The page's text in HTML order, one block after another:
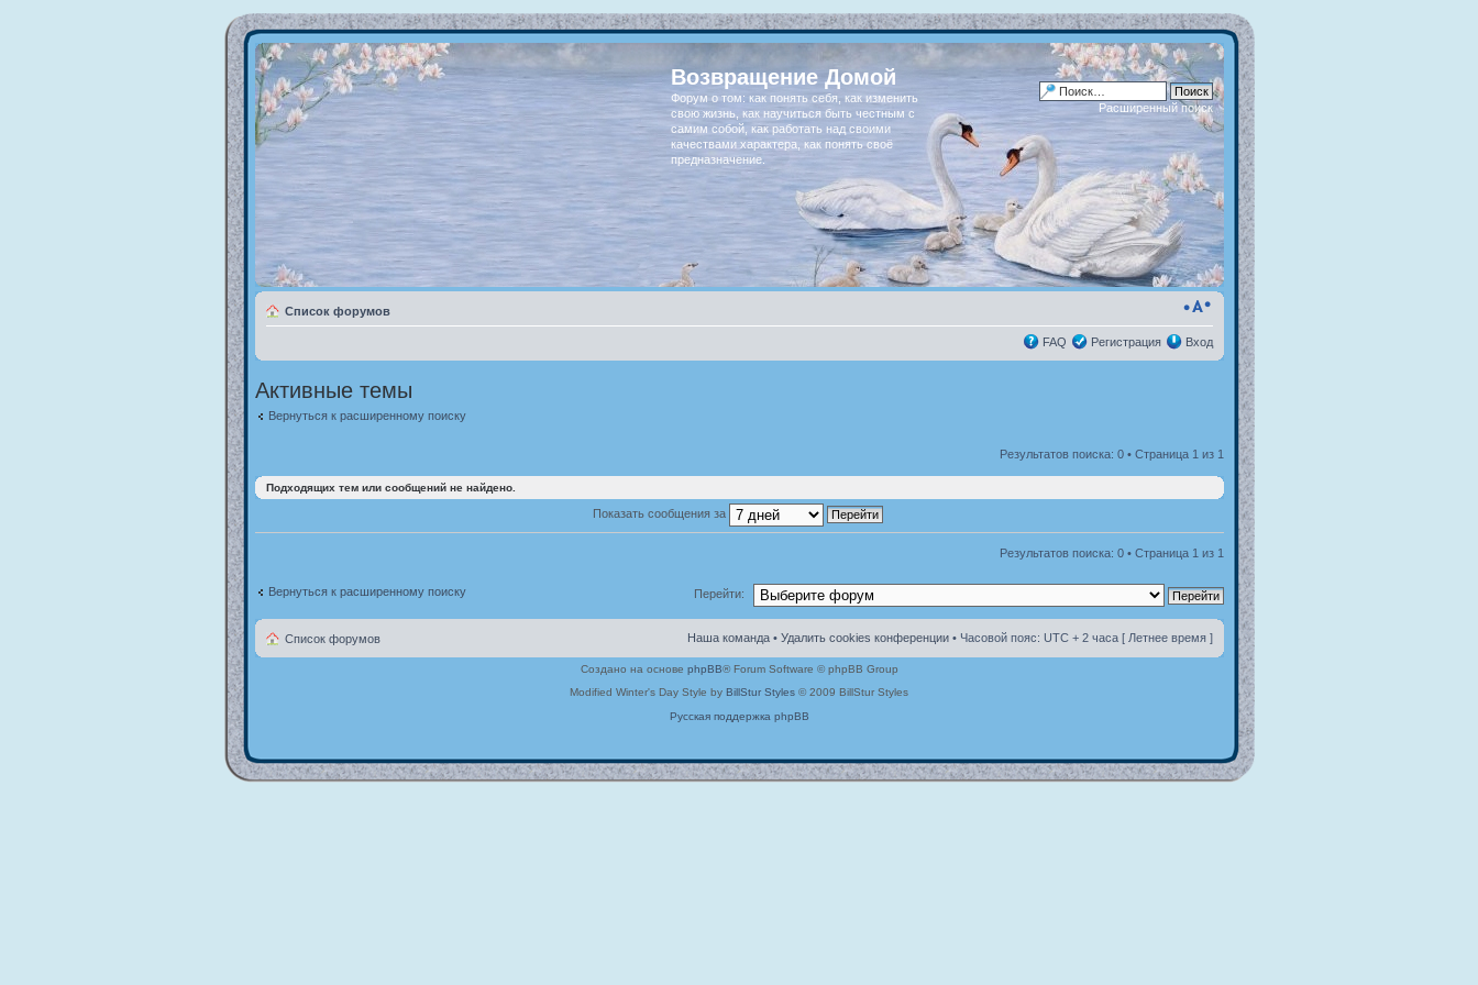
Возвращение Домой
Форум о том: как понять себя, как изменить
свою жизнь, как научиться быть честным с
самим собой, как работать над своими
качествами характера, как понять своё
предназначение.
Расширенный поиск
Список форумов
FAQ Регистрация Вход
Активные темы
Вернуться к расширенному поиску
Результатов поиска: 0 • Страница 1 из 1
Подходящих тем или сообщений не найдено.
Показать сообщения за
Результатов поиска: 0 • Страница 1 из 1
Вернуться к расширенному поиску Перейти:
Список форумов Наша команда• Удалить cookies конференции• Часовой пояс: UTC + 2 часа [ Летнее время ]
Создано на основе phpBB® Forum Software © phpBB Group
Modified Winter's Day Style by BillStur Styles © 2009 BillStur Styles
Русская поддержка phpBB